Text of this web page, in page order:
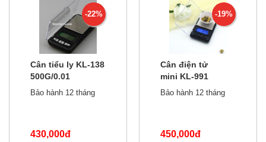
-22%
Cân tiểu ly KL-138
500G/0.01
Bảo hành 12 tháng
430,000đ
-19%
Cân điện tử
mini KL-991
500g/0.01
Bảo hành 12 tháng
450,000đ